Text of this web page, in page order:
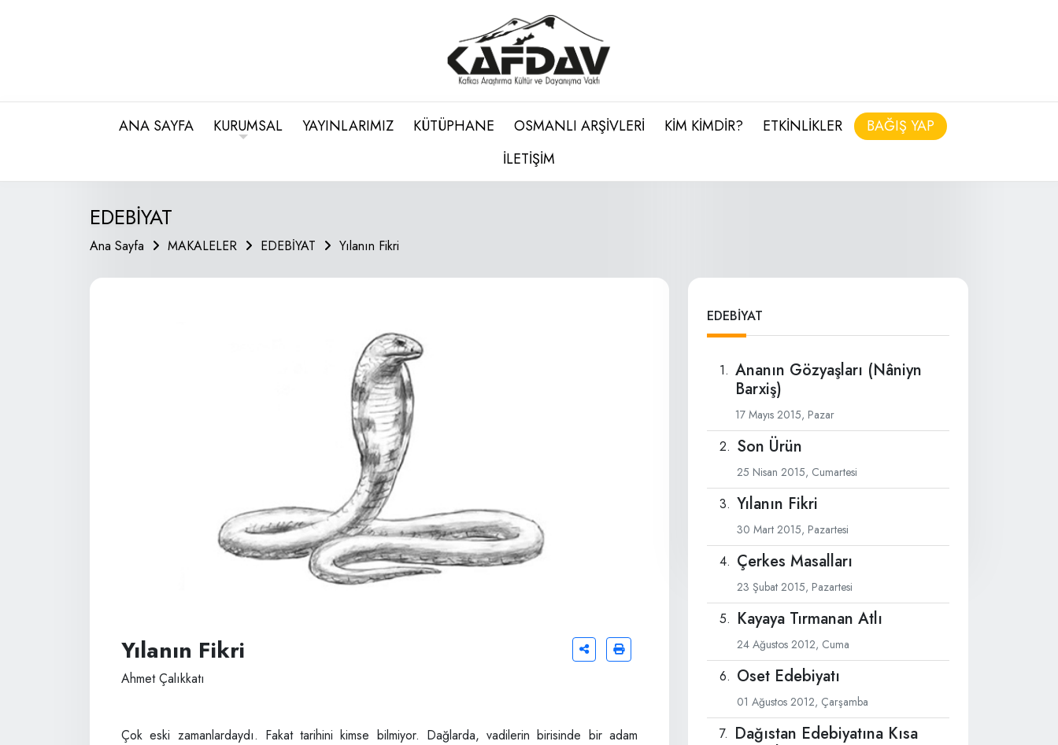
ANA SAYFA KURUMSAL YAYINLARIMIZ KÜTÜPHANE OSMANLI ARŞİVLERİ KİM KİMDİR? ETKİNLİKLER
BAĞIŞ YAP
İLETİŞİM
EDEBİYAT
Ana Sayfa MAKALELER EDEBİYAT Yılanın Fikri
Yılanın Fikri
Ahmet Çalıkkatı
Çok eski zamanlardaydı. Fakat tarihini kimse bilmiyor. Dağlarda, vadilerin birisinde bir adam
EDEBİYAT
Ananın Gözyaşları (Nâniyn
Barxiş)
17 Mayıs 2015, Pazar
Son Ürün
25 Nisan 2015, Cumartesi
Yılanın Fikri
30 Mart 2015, Pazartesi
Çerkes Masalları
23 Şubat 2015, Pazartesi
Kayaya Tırmanan Atlı
24 Ağustos 2012, Cuma
Oset Edebiyatı
01 Ağustos 2012, Çarşamba
Dağıstan Edebiyatına Kısa